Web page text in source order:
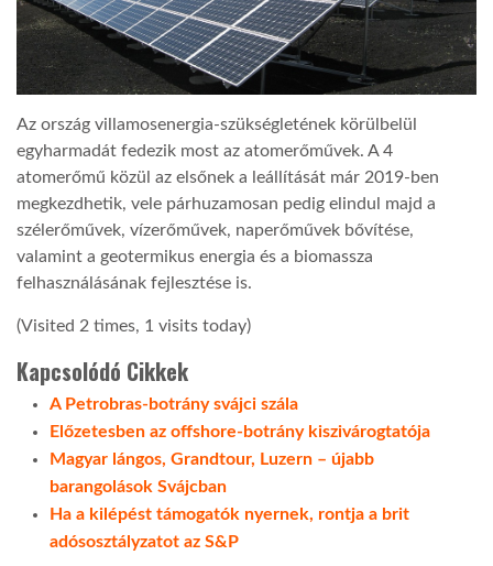
Az ország villamosenergia-szükségletének körülbelül
egyharmadát fedezik most az atomerőművek. A 4
atomerőmű közül az elsőnek a leállítását már 2019-ben
megkezdhetik, vele párhuzamosan pedig elindul majd a
szélerőművek, vízerőművek, naperőművek bővítése,
valamint a geotermikus energia és a biomassza
felhasználásának fejlesztése is.
(Visited 2 times, 1 visits today)
Kapcsolódó Cikkek
A Petrobras-botrány svájci szála
Előzetesben az offshore-botrány kiszivárogtatója
Magyar lángos, Grandtour, Luzern – újabb
barangolások Svájcban
Ha a kilépést támogatók nyernek, rontja a brit
adósosztályzatot az S&P